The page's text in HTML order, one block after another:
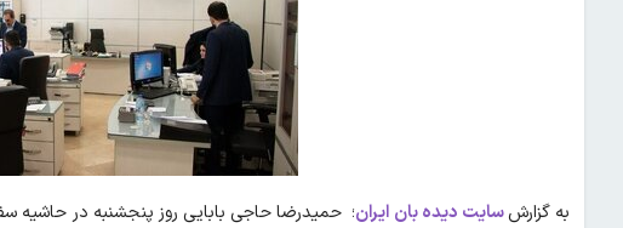
به گزارشسایت دیده بان ایران؛ حمیدرضا حاجی بابایی روز پنجشنبه در حاشیه